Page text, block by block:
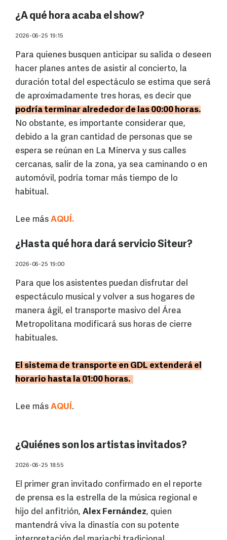
¿A qué hora acaba el show?
2026-06-25 19:15
Para quienes busquen anticipar su salida o deseen
hacer planes antes de asistir al concierto, la
duración total del espectáculo se estima que será
de aproximadamente tres horas, es decir que
podría terminar alrededor de las 00:00 horas.
No obstante, es importante considerar que,
debido a la gran cantidad de personas que se
espera se reúnan en La Minerva y sus calles
cercanas, salir de la zona, ya sea caminando o en
automóvil, podría tomar más tiempo de lo
habitual.
Lee más AQUÍ.
¿Hasta qué hora dará servicio Siteur?
2026-06-25 19:00
Para que los asistentes puedan disfrutar del
espectáculo musical y volver a sus hogares de
manera ágil, el transporte masivo del Área
Metropolitana modificará sus horas de cierre
habituales.
El sistema de transporte en GDL extenderá el
horario hasta la 01:00 horas.
Lee más AQUÍ .
¿Quiénes son los artistas invitados?
2026-06-25 18:55
El primer gran invitado confirmado en el reporte
de prensa es la estrella de la música regional e
hijo del anfitrión, Alex Fernández, quien
mantendrá viva la dinastía con su potente